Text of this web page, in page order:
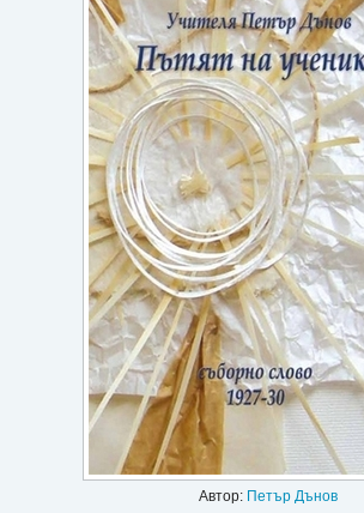
Подаръци
Ваучери
Промоции
Контакти
Регистрация
Автор: Петър Дънов